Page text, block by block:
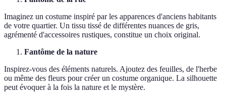
Imaginez un costume inspiré par les apparences d'anciens habitants
de votre quartier. Un tissu tissé de différentes nuances de gris,
agrémenté d'accessoires rustiques, constitue un choix original.
Fantôme de la nature
Inspirez-vous des éléments naturels. Ajoutez des feuilles, de l'herbe
ou même des fleurs pour créer un costume organique. La silhouette
peut évoquer à la fois la nature et le mystère.